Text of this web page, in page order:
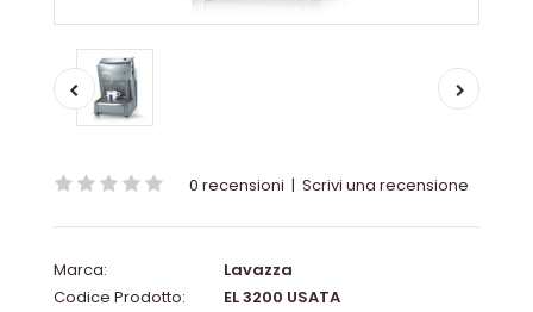
0 recensioni | Scrivi una recensione
Marca:
Lavazza
Codice Prodotto:
EL 3200 USATA